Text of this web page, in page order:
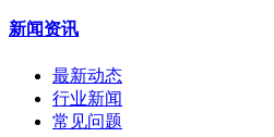
拼接屏
安检门
工程宝
海康机器人
新闻资讯
最新动态
行业新闻
常见问题